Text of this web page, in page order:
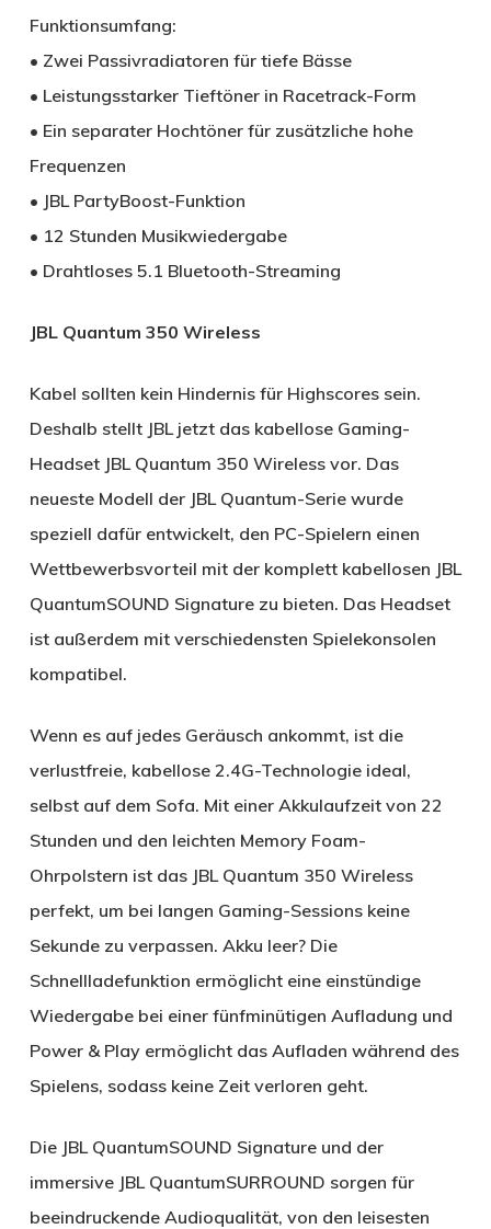
Funktionsumfang:
• Zwei Passivradiatoren für tiefe Bässe
• Leistungsstarker Tieftöner in Racetrack-Form
• Ein separater Hochtöner für zusätzliche hohe
Frequenzen
• JBL PartyBoost-Funktion
• 12 Stunden Musikwiedergabe
• Drahtloses 5.1 Bluetooth-Streaming
JBL Quantum 350 Wireless
Kabel sollten kein Hindernis für Highscores sein.
Deshalb stellt JBL jetzt das kabellose Gaming-
Headset JBL Quantum 350 Wireless vor. Das
neueste Modell der JBL Quantum-Serie wurde
speziell dafür entwickelt, den PC-Spielern einen
Wettbewerbsvorteil mit der komplett kabellosen JBL
QuantumSOUND Signature zu bieten. Das Headset
ist außerdem mit verschiedensten Spielekonsolen
kompatibel.
Wenn es auf jedes Geräusch ankommt, ist die
verlustfreie, kabellose 2.4G-Technologie ideal,
selbst auf dem Sofa. Mit einer Akkulaufzeit von 22
Stunden und den leichten Memory Foam-
Ohrpolstern ist das JBL Quantum 350 Wireless
perfekt, um bei langen Gaming-Sessions keine
Sekunde zu verpassen. Akku leer? Die
Schnellladefunktion ermöglicht eine einstündige
Wiedergabe bei einer fünfminütigen Aufladung und
Power & Play ermöglicht das Aufladen während des
Spielens, sodass keine Zeit verloren geht.
Die JBL QuantumSOUND Signature und der
immersive JBL QuantumSURROUND sorgen für
beeindruckende Audioqualität, von den leisesten